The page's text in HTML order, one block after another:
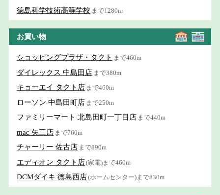
徳島科学技術高等学校 まで1280m
お買い物
ショッピングプラザ・タクト まで460m
ダイレックス 中島田店 まで380m
キョーエイ タクト店 まで460m
ローソン 中島田町店 まで250m
ファミリーマート 北島田町一丁目店 まで440m
mac 矢三店 まで760m
チャーリー 佐古店 まで890m
エディオン タクト店(家電)まで460m
DCMダイキ 徳島西店(ホームセンター)まで830m